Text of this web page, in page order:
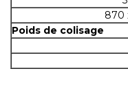
870
Poids de colisage